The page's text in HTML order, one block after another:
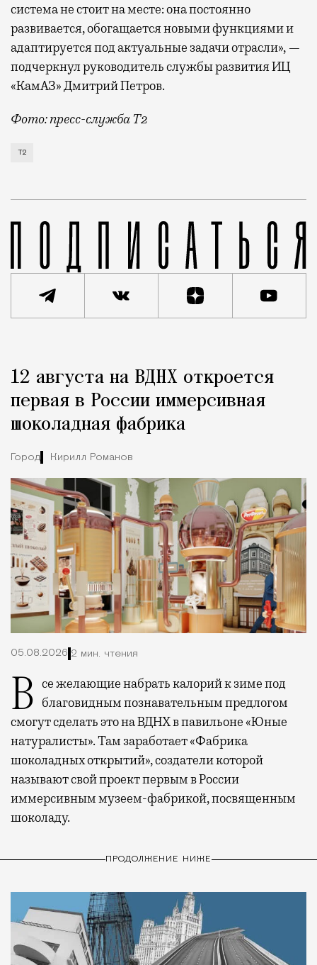
система не стоит на месте: она постоянно
развивается, обогащается новыми функциями и
адаптируется под актуальные задачи отрасли», —
подчеркнул руководитель службы развития ИЦ
«КамАЗ» Дмитрий Петров.
Фото: пресс-служба Т2
Т2 развивает решения для автомобильной
Т2
Город
12 августа на ВДНХ откроется
первая в России иммерсивная
шоколадная фабрика
Город Кирилл Романов
05.08.2026 2 мин. чтения
Все желающие набрать калорий к зиме под благовидным познавательным предлогом
смогут сделать это на ВДНХ в павильоне «Юные
натуралисты». Там заработает «Фабрика
шоколадных открытий», создатели которой
называют свой проект первым в России
иммерсивным музеем-фабрикой, посвященным
шоколаду.
ПРОДОЛЖЕНИЕ НИЖЕ